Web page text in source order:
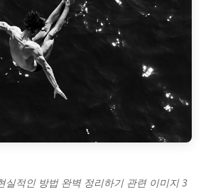
실적인 방법 완벽 정리하기 관련 이미지 3